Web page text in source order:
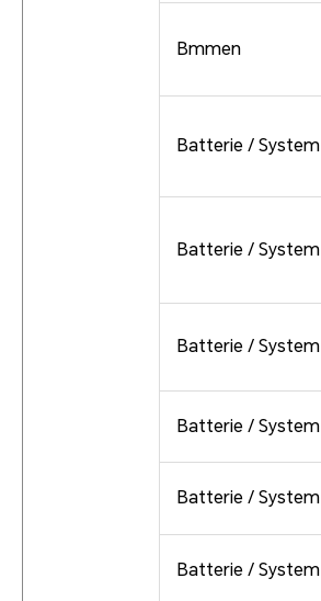
Bmmen
Batterie / System
Batterie / System
Batterie / System
Batterie / System
Batterie / System
Batterie / System